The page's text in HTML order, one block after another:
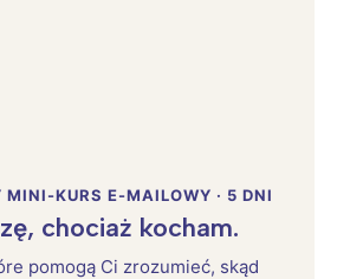
MINI-KURS E-MAILOWY · 5 DNI
chociaż kocham.
pomogą Ci zrozumieć, skąd